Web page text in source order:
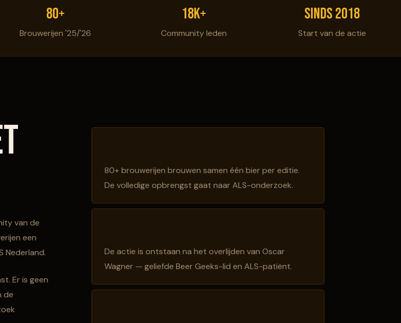
80+
Brouwerijen '25/'26
18k+
Community leden
Sinds 2018
Start van de actie
van de
een
Nederland.
Er is geen
de
80+ brouwerijen brouwen samen één bier per editie.
De volledige opbrengst gaat naar ALS-onderzoek.
De actie is ontstaan na het overlijden van Oscar
Wagner — geliefde Beer Geeks-lid en ALS-patiënt.